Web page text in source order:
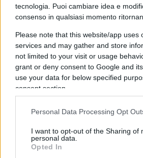
tecnologia. Puoi cambiare idea e
consenso in qualsiasi momento
Please note that this website/app uses
services and may gather and store
not limited to your visit or usage
grant or deny consent to Google and
use your data for below specified
consent section.
Personal Data Processing Opt
I want to opt-out of the Sharing of
personal data.
Opted In
Ma non sono solo queste
la Crimea e Sebastopoli hanno
quando hanno messo una
strada deineonazisti e dei
estremisti. Perché quello che
Donbass ( sta ancora
Anchele persone che